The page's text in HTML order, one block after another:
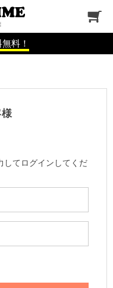
料！
してログインしてくだ